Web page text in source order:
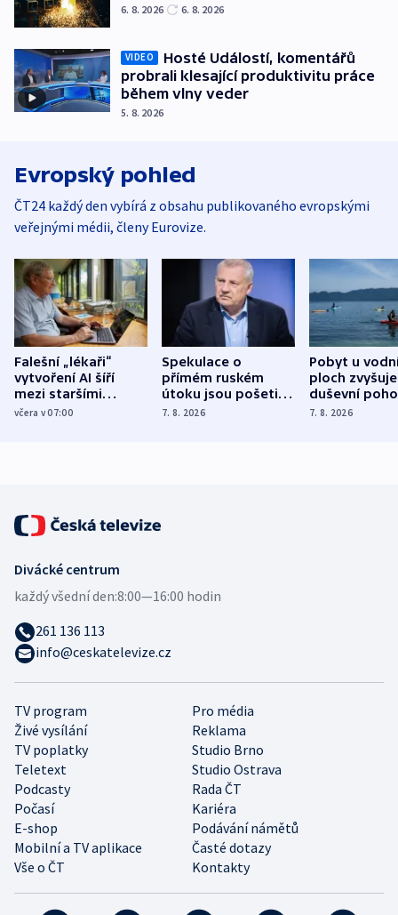
6. 8. 2026 6. 8. 2026
VIDEO
Hosté Událostí, komentářů
probrali klesající produktivitu práce
během vlny veder
5. 8. 2026
Evropský pohled
ČT24 každý den vybírá z obsahu publikovaného evropskými
veřejnými médii, členy Eurovize.
Falešní „lékaři“
vytvoření AI šíří
mezi staršími
Poláky nebezpečné
včera v 07:00
Spekulace o
přímém ruském
útoku jsou pošetilé,
míní estonský
7. 8. 2026
Pobyt u
ploch zvyšuje
duševní
ukázala
7. 8. 2026
TV program
Pro média
Živé vysílání
Reklama
TV poplatky
Studio Brno
Teletext
Studio Ostrava
Podcasty
Rada ČT
Počasí
Kariéra
E-shop
Podávání námětů
Mobilní a TV aplikace
Časté dotazy
Vše o ČT
Kontakty
Divácké centrum
každý všední den:8:00—16:00 hodin
261 136 113
info@ceskatelevize.cz